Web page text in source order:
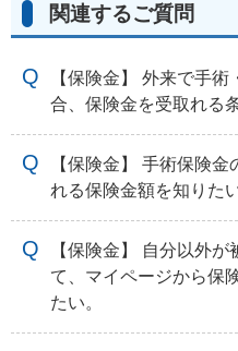
関連するご質問
【保険金】 外来で手
合、保険金を受取れる
【保険金】 手術保険
れる保険金額を知りたい
【保険金】 自分以外
て、マイページから保
たい。